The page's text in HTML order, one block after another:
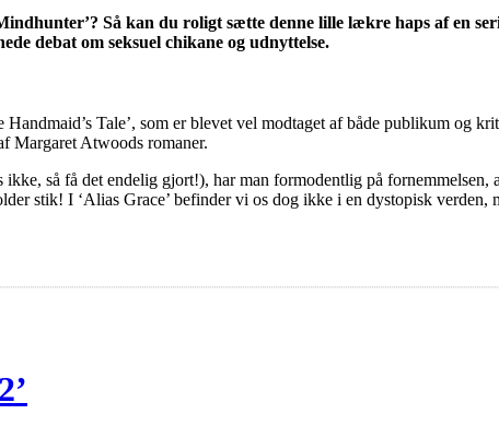
Så kan du roligt sætte denne lille lækre haps af en
debat om seksuel chikane og udnyttelse.
Tale’, som er blevet vel modtaget af både publikum og
Margaret Atwoods romaner.
ikke, så få det endelig gjort!), har man formodentlig på
stik! I ‘Alias Grace’ befinder vi os dog ikke i en dystopisk